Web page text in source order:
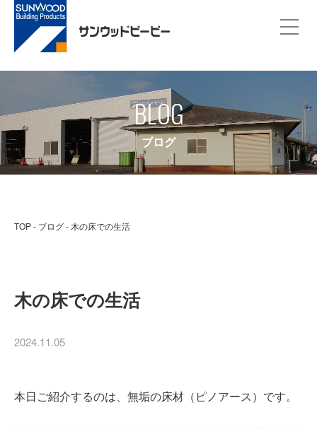
BLOG
ブログ
TOP ブログ 木の床での生活
木の床での生活
2024.11.05
本日ご紹介するのは、無垢の床材（ピノアース）です。